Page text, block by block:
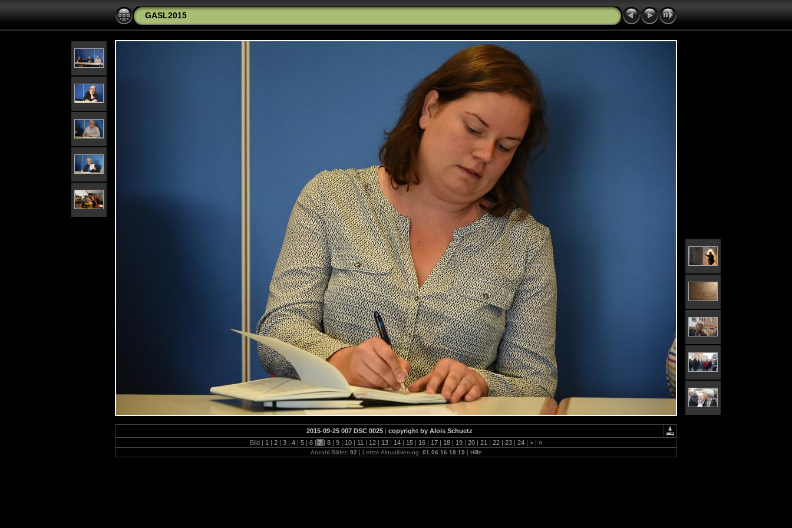
GASL2015
2015-09-25 007 DSC 0025 | copyright by Alois Schuetz
Bild | 1 | 2 | 3 | 4 | 5 | 6 | 7 | 8 | 9 | 10 | 11 | 12 | 13 | 14 | 15 | 16 | 17 | 18 | 19 | 20 | 21 | 22 | 23 | 24 | > | »
Anzahl Bilder: 92 | Letzte Aktualisierung: 01.06.16 18:19 | Hilfe